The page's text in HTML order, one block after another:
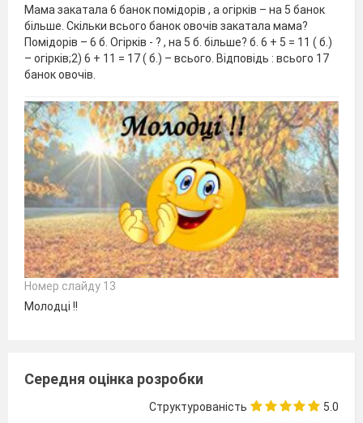
Мама закатала 6 банок помідорів , а огірків – на 5 банок
більше. Скільки всього банок овочів закатала мама?
Помідорів – 6 б. Огірків - ? , на 5 б. більше? б. 6 + 5 = 11 ( б.)
– огірків;2) 6 + 11 = 17 ( б.) – всього. Відповідь : всього 17
банок овочів.
Номер слайду 13
Молодці !!
Середня оцінка розробки
Структурованість
5.0